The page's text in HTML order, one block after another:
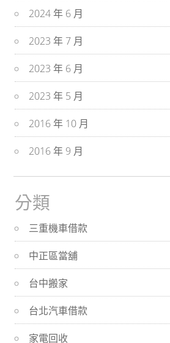
2024 年 6 月
2023 年 7 月
2023 年 6 月
2023 年 5 月
2016 年 10 月
2016 年 9 月
分類
三重機車借款
中正區當舖
台中搬家
台北汽車借款
家電回收